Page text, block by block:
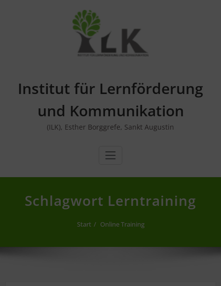
Institut für Lernförderung
und Kommunikation
(ILK), Esther Borggrefe, Sankt Augustin
Schlagwort Lerntraining
Start Online Training